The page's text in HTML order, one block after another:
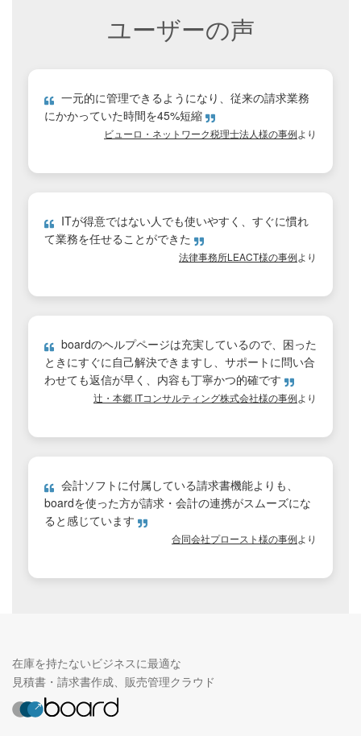
ユーザーの声
一元的に管理できるようになり、従来の請求業務
にかかっていた時間を45%短縮
ビューロ・ネットワーク税理士法人様の事例より
ITが得意ではない人でも使いやすく、すぐに慣れ
て業務を任せることができた
法律事務所LEACT様の事例より
boardのヘルプページは充実しているので、困った
ときにすぐに自己解決できますし、サポートに問い合
わせても返信が早く、内容も丁寧かつ的確です
辻・本郷 ITコンサルティング株式会社様の事例より
会計ソフトに付属している請求書機能よりも、
boardを使った方が請求・会計の連携がスムーズにな
ると感じています
合同会社プロースト様の事例より
在庫を持たないビジネスに最適な
見積書・請求書作成、販売管理クラウド